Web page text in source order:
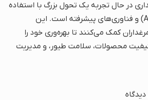
در حال تجربه یک تحول بزرگ با استفاده
از هوش مصنوعی (AI) و فناوری‌های پیشرفته است. این
کمک می‌کنند تا بهره‌وری خود را
محصولات، سلامت طیور، و مدیریت